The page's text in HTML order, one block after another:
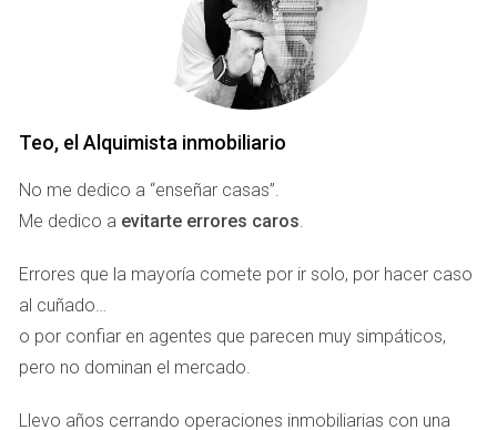
Tipos de sociedades disponibles
Las formas jurídicas más comunes para extranjeros son:
Sociedad Limitada (SL):
capital mínimo 3.000 €, ágil
y flexible.
Sociedad Anónima (SA): capital mínimo 60.000 €,
Sociedad de Responsabilidad Limitada
Trámites y registros obligatorios
El proceso administrativo sigue una hoja de ruta clara:
Abrir cuenta bancaria en España y depositar capital
Teo, el Alquimista inmobiliario
No me dedico a “enseñar casas”.
Me dedico a evitarte errores caros.
Errores que la mayoría comete por ir solo, por hacer caso
al cuñado…
o por confiar en agentes que parecen muy simpáticos,
pero no dominan el mercado.
Llevo años cerrando operaciones inmobiliarias con una